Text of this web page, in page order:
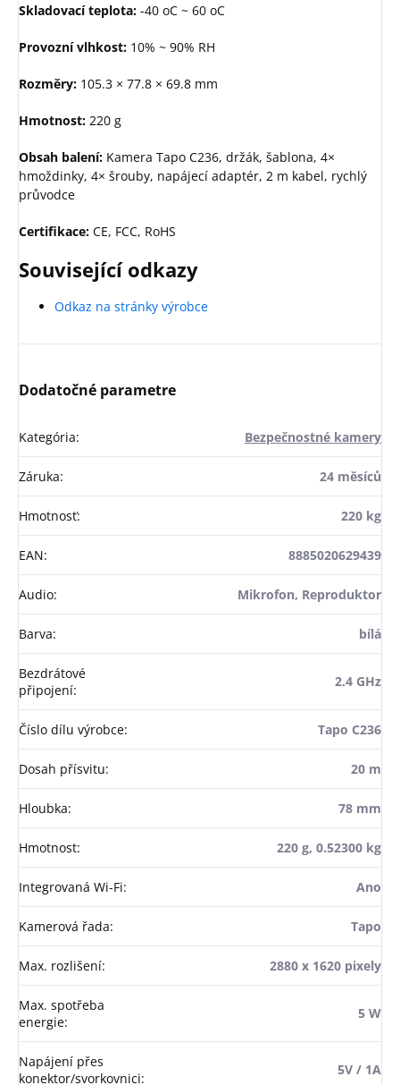
Skladovací teplota: -40 oC ~ 60 oC
Provozní vlhkost: 10% ~ 90% RH
Rozměry: 105.3 × 77.8 × 69.8 mm
Hmotnost: 220 g
Obsah balení: Kamera Tapo C236, držák, šablona, 4×
hmoždinky, 4× šrouby, napájecí adaptér, 2 m kabel, rychlý
průvodce
Certifikace: CE, FCC, RoHS
Související odkazy
Odkaz na stránky výrobce
Dodatočné parametre
Kategória: Bezpečnostné kamery
Záruka: 24 měsíců
Hmotnosť: 220 kg
EAN: 8885020629439
Audio: Mikrofon, Reproduktor
Barva: bílá
Bezdrátové
připojení:
2.4 GHz
Číslo dílu výrobce: Tapo C236
Dosah přísvitu: 20 m
Hloubka: 78 mm
Hmotnost: 220 g, 0.52300 kg
Integrovaná Wi-Fi: Ano
Kamerová řada: Tapo
Max. rozlišení: 2880 x 1620 pixely
Max. spotřeba
energie:
5 W
Napájení přes
konektor/svorkovnici:
5V / 1A